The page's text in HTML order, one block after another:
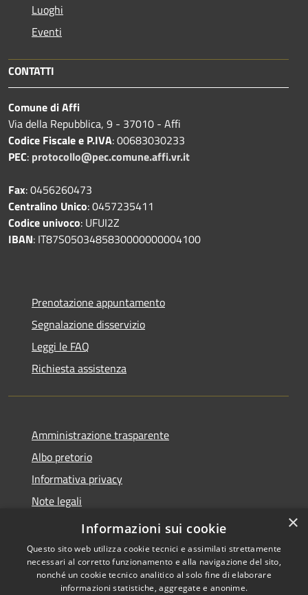
Luoghi
Eventi
CONTATTI
Comune di Affi
Via della Repubblica, 9 - 37010 - Affi
Codice Fiscale e P.IVA: 00683030233
PEC: protocollo@pec.comune.affi.vr.it
Fax: 0456260473
Centralino Unico: 0457235411
Codice univoco: UFUI2Z
IBAN: IT87S0503485830000000004100
Prenotazione appuntamento
Segnalazione disservizio
Leggi le FAQ
Richiesta assistenza
Amministrazione trasparente
Albo pretorio
Informativa privacy
Note legali
Dichiarazione di accessibilità
Copyright © 2026 • Comune di
×
Informazioni sui cookie
Questo sito web utilizza cookie tecnici e assimilati strettamente
necessari al corretto funzionamento e alla navigazione del sito,
nonché un cookie tecnico analitico al solo fine di elaborare
informazioni statistiche, aggregate e anonime.